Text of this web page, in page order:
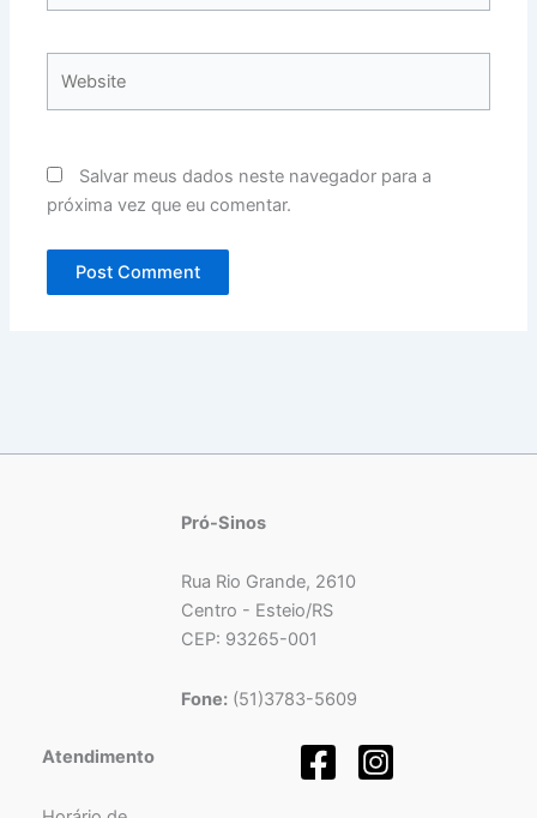
Salvar meus dados neste navegador para a
próxima vez que eu comentar.
Pró-Sinos
Rua Rio Grande, 2610
Centro - Esteio/RS
CEP: 93265-001
Fone:(51)3783-5609
Atendimento